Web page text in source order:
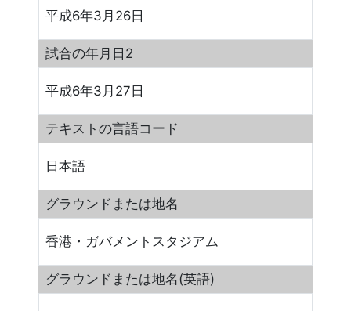
平成6年3月26日
試合の年月日2
平成6年3月27日
テキストの言語コード
日本語
グラウンドまたは地名
香港・ガバメントスタジアム
グラウンドまたは地名(英語)